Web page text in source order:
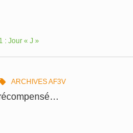
: Jour « J »
ARCHIVES AF3V